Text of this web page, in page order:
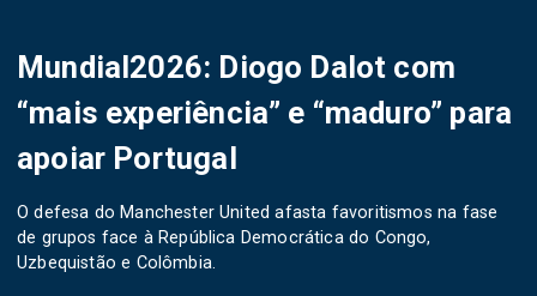
Mundial2026: Diogo Dalot com
“mais experiência” e “maduro” para
apoiar Portugal
O defesa do Manchester United afasta favoritismos na fase
de grupos face à República Democrática do Congo,
Uzbequistão e Colômbia.